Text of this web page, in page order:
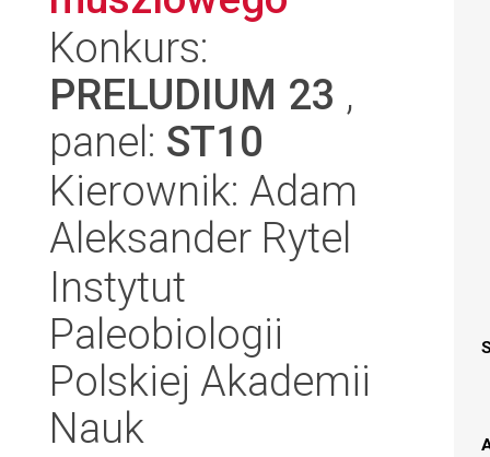
Konkurs:
PRELUDIUM 23 ,
panel: ST10
Kierownik: Adam
Aleksander Rytel
Instytut
Paleobiologii
Polskiej Akademii
Nauk